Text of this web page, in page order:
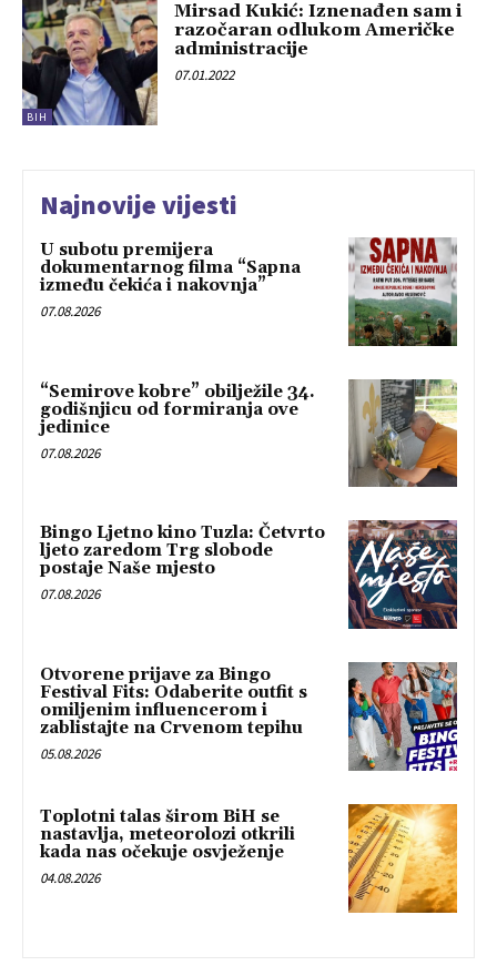
BIH
Mirsad Kukić: Iznenađen sam i
razočaran odlukom Američke
administracije
07.01.2022
Najnovije vijesti
U subotu premijera
dokumentarnog filma “Sapna
između čekića i nakovnja”
07.08.2026
“Semirove kobre” obilježile 34.
godišnjicu od formiranja ove
jedinice
07.08.2026
Bingo Ljetno kino Tuzla: Četvrto
ljeto zaredom Trg slobode
postaje Naše mjesto
07.08.2026
Otvorene prijave za Bingo
Festival Fits: Odaberite outfit s
omiljenim influencerom i
zablistajte na Crvenom tepihu
05.08.2026
Toplotni talas širom BiH se
nastavlja, meteorolozi otkrili
kada nas očekuje osvježenje
04.08.2026